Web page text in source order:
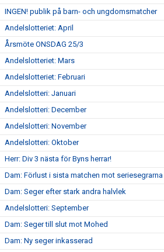
INGEN! publik på barn- och ungdomsmatcher
Andelslotteriet: April
Årsmöte ONSDAG 25/3
Andelslotteriet: Mars
Andelslotteriet: Februari
Andelslotteri: Januari
Andelslotteri: December
Andelslotteri: November
Andelslotteri: Oktober
Herr: Div 3 nästa för Byns herrar!
Dam: Förlust i sista matchen mot seriesegrarna
Dam: Seger efter stark andra halvlek
Andelslotteri: September
Dam: Seger till slut mot Mohed
Dam: Ny seger inkasserad